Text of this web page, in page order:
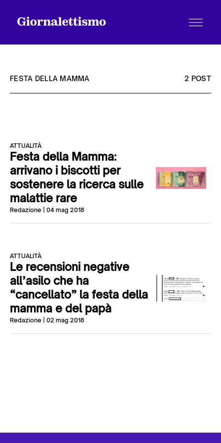
Chi siamo
Contatti
FESTA DELLA MAMMA 2 POST
ATTUALITÀ
Festa della Mamma:
arrivano i biscotti per
sostenere la ricerca sulle
malattie rare
Redazione | 04 mag 2018
ATTUALITÀ
Le recensioni negative
all’asilo che ha
“cancellato” la festa della
mamma e del papà
Redazione | 02 mag 2018